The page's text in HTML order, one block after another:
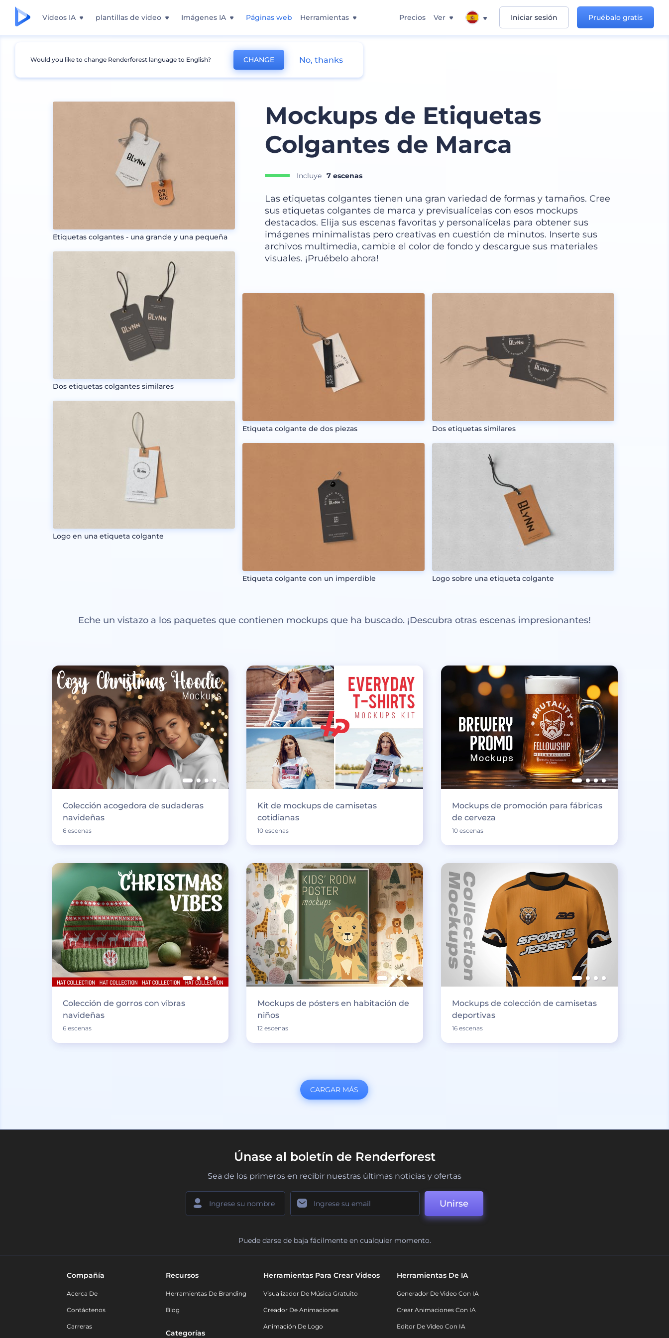
Videos IA plantillas de video Imágenes IA Páginas web Herramientas Precios Ver Iniciar sesión Pruébalo gratis
Mockups Ropa Mockup de Etiqueta de Ropa
Etiquetas colgantes - una grande y una pequeña
Dos etiquetas colgantes similares
Logo en una etiqueta colgante
Mockups de Etiquetas
Colgantes de Marca
Incluye 7 escenas
Las etiquetas colgantes tienen una gran variedad de formas y tamaños. Cree
sus etiquetas colgantes de marca y previsualícelas con esos mockups
destacados. Elija sus escenas favoritas y personalícelas para obtener sus
imágenes minimalistas pero creativas en cuestión de minutos. Inserte sus
archivos multimedia, cambie el color de fondo y descargue sus materiales
visuales. ¡Pruébelo ahora!
Etiqueta colgante de dos piezas
Etiqueta colgante con un imperdible
Dos etiquetas similares
Logo sobre una etiqueta colgante
Eche un vistazo a los paquetes que contienen mockups que ha buscado. ¡Descubra otras escenas impresionantes!
Colección acogedora de sudaderas
navideñas
6 escenas
Kit de mockups de camisetas
cotidianas
10 escenas
Mockups de promoción para fábricas
de cerveza
10 escenas
Colección de gorros con vibras
navideñas
6 escenas
Mockups de pósters en habitación de
niños
12 escenas
Mockups de colección de camisetas
deportivas
16 escenas
CARGAR MÁS
Únase al boletín de Renderforest
Sea de los primeros en recibir nuestras últimas noticias y ofertas
Unirse
Puede darse de baja fácilmente en cualquier momento.
Compañía
Acerca De
Contáctenos
Carreras
Recursos
Herramientas De Branding
Blog
Categorías
Herramientas Para Crear Videos
Visualizador De Música Gratuito
Creador De Animaciones
Animación De Logo
Herramientas De IA
Generador De Video Con IA
Crear Animaciones Con IA
Editor De Video Con IA
Would you like to change Renderforest language to English? CHANGE No, thanks